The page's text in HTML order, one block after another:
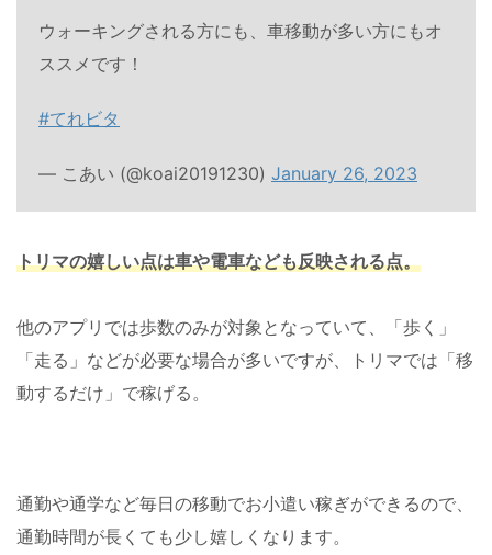
ウォーキングされる方にも、車移動が多い方にもオ
ススメです！
#てれビタ
— こあい (@koai20191230) January 26, 2023
トリマの嬉しい点は車や電車なども反映される点。
他のアプリでは歩数のみが対象となっていて、「歩く」
「走る」などが必要な場合が多いですが、トリマでは「移
動するだけ」で稼げる。
通勤や通学など毎日の移動でお小遣い稼ぎができるので、
通勤時間が長くても少し嬉しくなります。